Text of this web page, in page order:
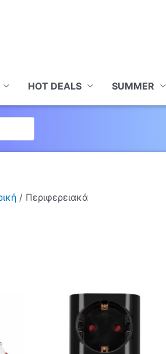
HOT DEALS SUMMER
/ Περιφερειακά